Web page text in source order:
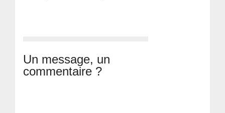
Un message, un
commentaire ?